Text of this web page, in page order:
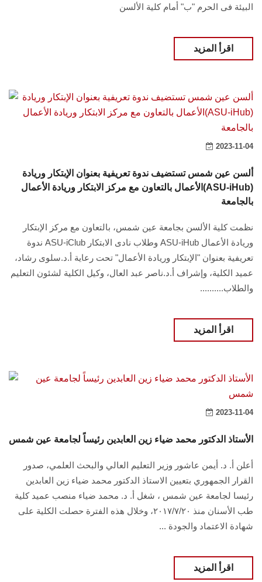
البيئة فى الحرم "ب" أمام كلية الألسن
اقرأ المزيد
2023-11-04
ألسن عين شمس تستضيف ندوة تعريفية بعنوان الإبتكار وريادة
الأعمال بالتعاون مع مركز الابتكار وريادة الأعمال(ASU-iHub)
بالجامعة
نظمت كلية الألسن بجامعة عين شمس، بالتعاون مع مركز الإبتكار
وريادة الأعمال ASU-iHub وطلاب نادى الابتكار ASU-iClub ندوة
تعريفية بعنوان "الإبتكار وريادة الأعمال" تحت رعاية أ.د.سلوى رشاد،
عميد الكلية، وإشراف أ.د.ناصر عبد العال، وكيل الكلية لشئون التعليم
والطلاب..........
اقرأ المزيد
2023-11-04
الأستاذ الدكتور محمد ضياء زين العابدين رئيساً لجامعة عين شمس
أعلن أ. د. أيمن عاشور وزير التعليم العالي والبحث العلمي، صدور
القرار الجمهوري بتعيين الاستاذ الدكتور محمد ضياء زين العابدين
رئيسا لجامعة عين شمس ، شغل أ. د. محمد ضياء منصب عميد كلية
طب الأسنان منذ ۲۰۱۷/۷/۲۰، وخلال هذه الفترة حصلت الكلية على
شهادة الاعتماد والجودة ...
اقرأ المزيد